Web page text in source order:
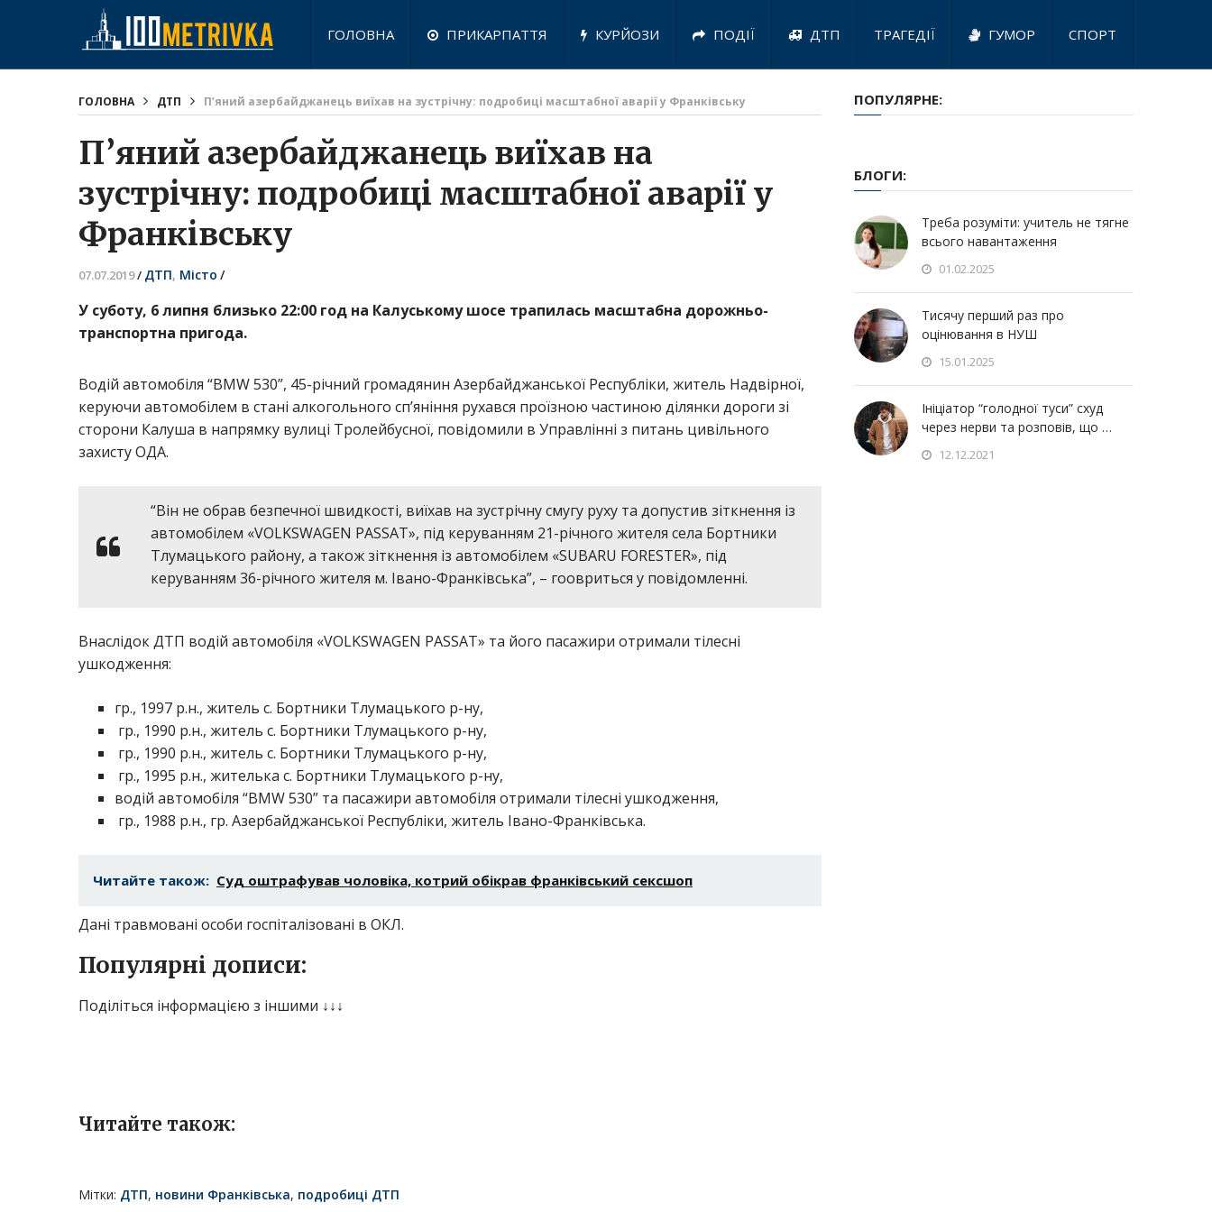
ГОЛОВНА ПРИКАРПАТТЯ КУРЙОЗИ ПОДІЇ ДТП ТРАГЕДІЇ ГУМОР СПОРТ
ГОЛОВНА ДТП П’яний азербайджанець виїхав на зустрічну: подробиці масштабної аварії у Франківську
П’яний азербайджанець виїхав на
зустрічну: подробиці масштабної аварії у
Франківську
07.07.2019/ ДТП, Місто /
У суботу, 6 липня близько 22:00 год на Калуському шосе трапилась масштабна дорожньо-
транспортна пригода.
Водій автомобіля “BMW 530”, 45-річний громадянин Азербайджанської Республіки, житель Надвірної,
керуючи автомобілем в стані алкогольного сп’яніння рухався проїзною частиною ділянки дороги зі
сторони Калуша в напрямку вулиці Тролейбусної, повідомили в Управлінні з питань цивільного
захисту ОДА.
“Він не обрав безпечної швидкості, виїхав на зустрічну смугу руху та допустив зіткнення із
автомобілем «VOLKSWAGEN PASSAT», під керуванням 21-річного жителя села Бортники
Тлумацького району, а також зіткнення із автомобілем «SUBARU FORESTER», під
керуванням 36-річного жителя м. Івано-Франківська”, – гоовриться у повідомленні.
Внаслідок ДТП водій автомобіля «VOLKSWAGEN PASSAT» та його пасажири отримали тілесні
ушкодження:
гр., 1997 р.н., житель с. Бортники Тлумацького р-ну,
гр., 1990 р.н., житель с. Бортники Тлумацького р-ну,
гр., 1990 р.н., житель с. Бортники Тлумацького р-ну,
гр., 1995 р.н., жителька с. Бортники Тлумацького р-ну,
водій автомобіля “BMW 530” та пасажири автомобіля отримали тілесні ушкодження,
гр., 1988 р.н., гр. Азербайджанської Республіки, житель Івано-Франківська.
Читайте також: Суд оштрафував чоловіка, котрий обікрав франківський сексшоп
Дані травмовані особи госпіталізовані в ОКЛ.
Популярні дописи:
Поділіться інформацією з іншими ↓↓↓
Читайте також:
Мітки: ДТП, новини Франківська, подробиці ДТП
ПОПУЛЯРНЕ:
БЛОГИ:
Треба розуміти: учитель не тягне
всього навантаження
01.02.2025
Тисячу перший раз про
оцінювання в НУШ
15.01.2025
Ініціатор “голодної туси” схуд
через нерви та розповів, що …
12.12.2021